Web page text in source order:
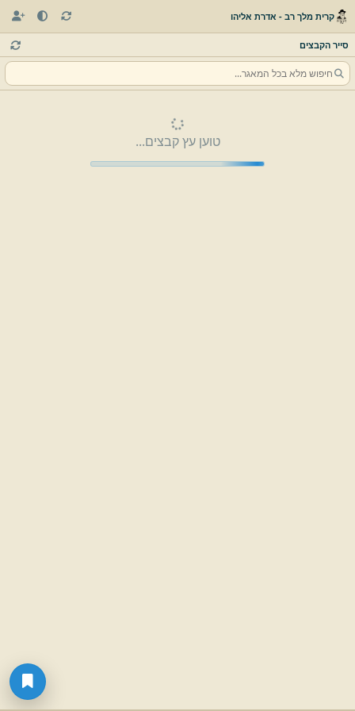
קרית מלך רב - אדרת אליהו
סייר הקבצים
טוען עץ קבצים...